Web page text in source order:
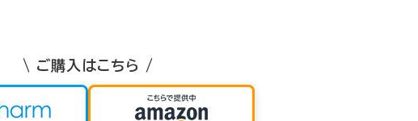
\ ご購入はこちら /